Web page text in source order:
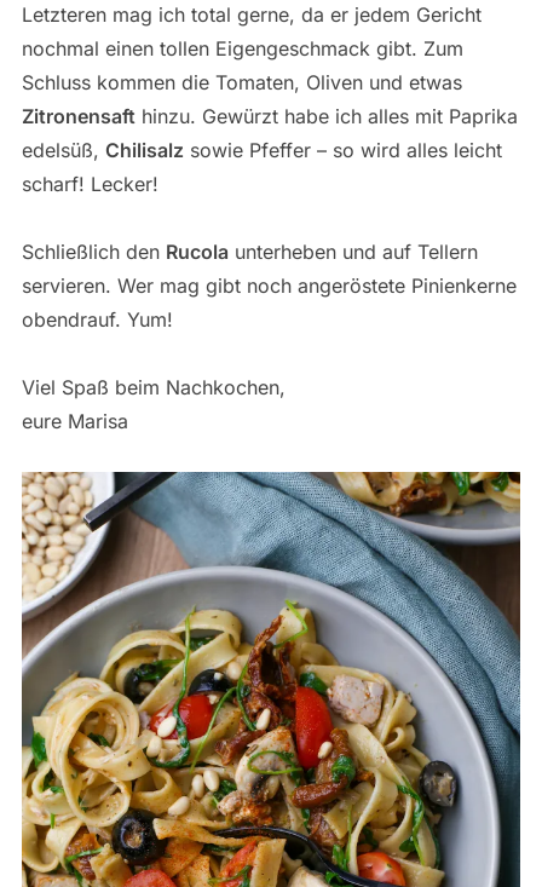
Letzteren mag ich total gerne, da er jedem Gericht
nochmal einen tollen Eigengeschmack gibt. Zum
Schluss kommen die Tomaten, Oliven und etwas
Zitronensaft hinzu. Gewürzt habe ich alles mit Paprika
edelsüß, Chilisalz sowie Pfeffer – so wird alles leicht
scharf! Lecker!
Schließlich den Rucola unterheben und auf Tellern
servieren. Wer mag gibt noch angeröstete Pinienkerne
obendrauf. Yum!
Viel Spaß beim Nachkochen,
eure Marisa